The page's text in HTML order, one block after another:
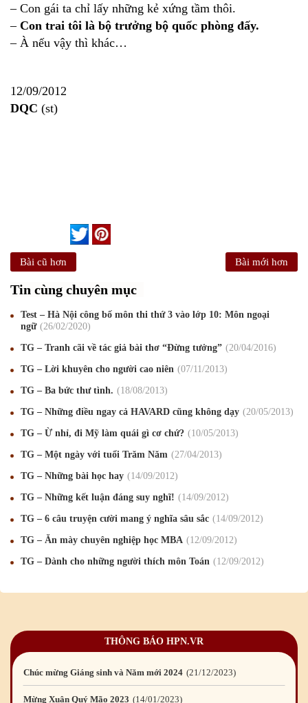
– Con gái ta chỉ lấy những kẻ xứng tầm thôi.
– Con trai tôi là bộ trưởng bộ quốc phòng đấy.
– À nếu vậy thì khác…
12/09/2012
DQC (st)
Bài cũ hơn Bài mới hơn
Tin cùng chuyên mục
Test – Hà Nội công bố môn thi thứ 3 vào lớp 10: Môn ngoại
ngữ
26/02/2020
TG – Tranh cãi về tác giả bài thơ “Đừng tưởng” 20/04/2016
TG – Lời khuyên cho người cao niên 07/11 /2013
TG – Ba bức thư tình. 18/08/2013
TG – Những điều ngay cả HAVARD cũng không dạy 20/05/2013
TG – Ừ nhỉ, đi Mỹ làm quái gì cơ chứ? 10/05/2013
TG – Một ngày với tuổi Trăm Năm 27/04/2013
TG – Những bài học hay 14/09/2012
TG – Những kết luận đáng suy nghĩ! 14/09/2012
TG – 6 câu truyện cười mang ý nghĩa sâu sắc 14/09/2012
TG – Ăn mày chuyên nghiệp học MBA 12/09/2012
TG – Dành cho những người thích môn Toán 12/09/2012
THÔNG BÁO HPN.VR
Mừng Xuân Canh Tý 2020 22/01/2020
Chúc mừng Giáng sinh và Năm mới 2020 24 /12/2019
Chúc mừng Giáng sinh và Năm mới 2019 /12 /2018
Mừng Xuân Bính Ngọ 2026 15/02/2026
Chúc mừng Giáng sinh và Năm mới 2026 24/12 /2025
Chúc mừng Giáng sinh và Năm mới 2025 24/12/2024
Mừng Xuân Quý Mão 2023 14 /01/2023